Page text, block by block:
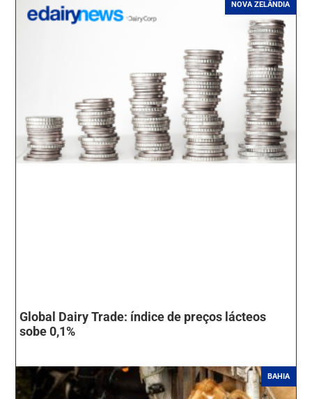
NOVA ZELÂNDIA
Global Dairy Trade: índice de preços lácteos
sobe 0,1%
BAHIA